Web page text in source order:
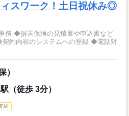
スワーク！土日祝休み◎
書など
約内容のシステムへの登録 ◆電話対
）
（徒歩 3分）
給